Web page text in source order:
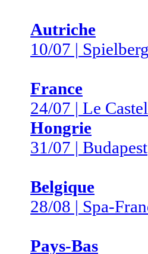
Autriche
10/07 | Spielberg
France
24/07 | Le
Hongrie
31/07 | Budapest
Belgique
28/08 | Spa-
Pays-Bas